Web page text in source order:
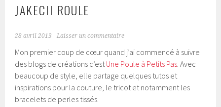
JAKECII ROULE
28 avril 2013 Laisser un commentaire
Mon premier coup de cœur quand j’ai commencé à suivre
des blogs de créations c’est Une Poule à Petits Pas . Avec
beaucoup de style, elle partage quelques tutos et
inspirations pour la couture, le tricot et notamment les
bracelets de perles tissés.